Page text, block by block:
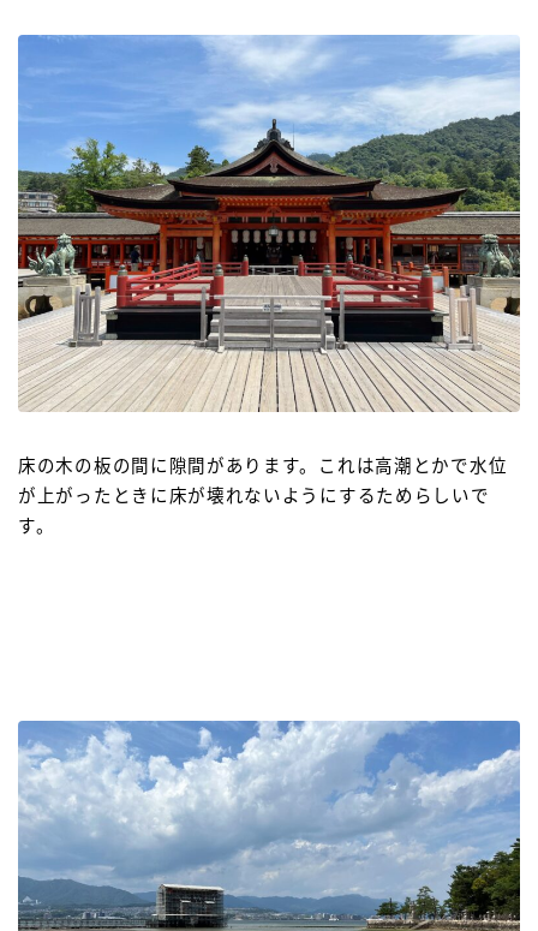
床の木の板の間に隙間があります。これは高潮とかで水位
が上がったときに床が壊れないようにするためらしいで
す。